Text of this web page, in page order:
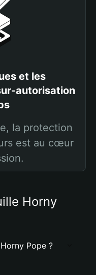
et les
autorisation
la protection
est au cœur
Horny
Pope ?